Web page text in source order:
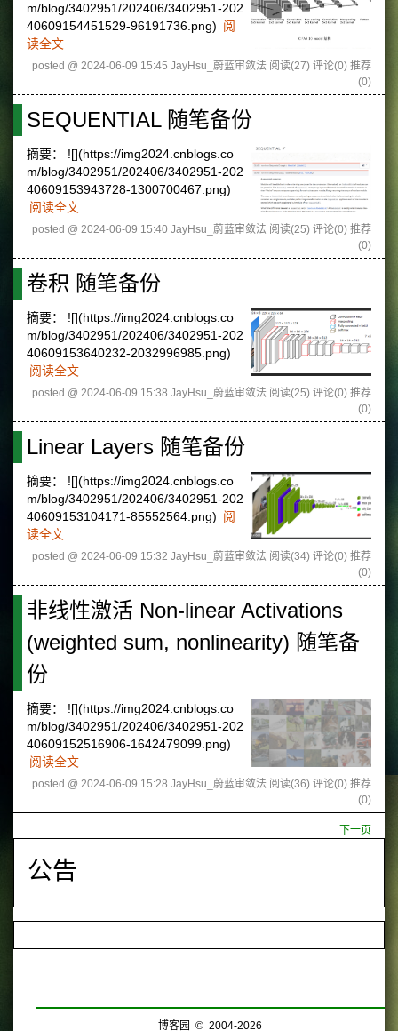
m/blog/3402951/202406/3402951-202
40609154451529-96191736.png) 阅
读全文
posted @ 2024-06-09 15:45 JayHsu_蔚蓝审敛法 阅读(27) 评论(0) 推荐
(0)
SEQUENTIAL 随笔备份
摘要： ![](https://img2024.cnblogs.co
m/blog/3402951/202406/3402951-202
40609153943728-1300700467.png)
阅读全文
posted @ 2024-06-09 15:40 JayHsu_蔚蓝审敛法 阅读(25) 评论(0) 推荐
(0)
卷积 随笔备份
摘要： ![](https://img2024.cnblogs.co
m/blog/3402951/202406/3402951-202
40609153640232-2032996985.png)
阅读全文
posted @ 2024-06-09 15:38 JayHsu_蔚蓝审敛法 阅读(25) 评论(0) 推荐
(0)
Linear Layers 随笔备份
摘要： ![](https://img2024.cnblogs.co
m/blog/3402951/202406/3402951-202
40609153104171-85552564.png) 阅
读全文
posted @ 2024-06-09 15:32 JayHsu_蔚蓝审敛法 阅读(34) 评论(0) 推荐
(0)
非线性激活 Non-linear Activations
(weighted sum, nonlinearity) 随笔备
份
摘要： ![](https://img2024.cnblogs.co
m/blog/3402951/202406/3402951-202
40609152516906-1642479099.png)
阅读全文
posted @ 2024-06-09 15:28 JayHsu_蔚蓝审敛法 阅读(36) 评论(0) 推荐
(0)
下一页
公告
博客园 © 2004-2026